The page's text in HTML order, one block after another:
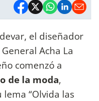
el diseñador
Acha La
comenzó a
de la moda,
“Olvida las